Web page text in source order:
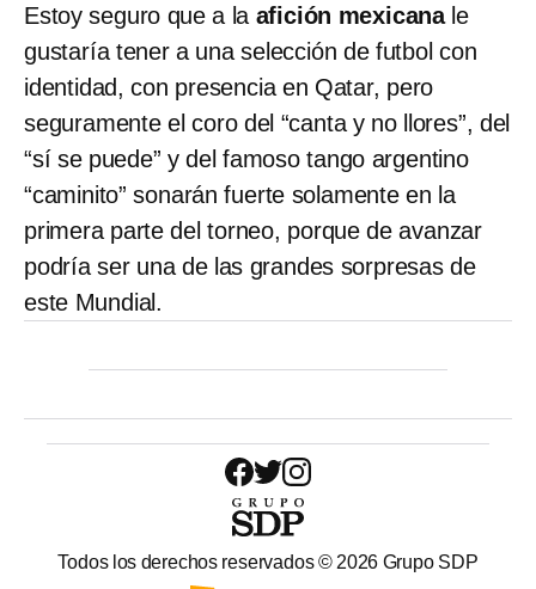
Estoy seguro que a la afición mexicanale
gustaría tener a una selección de futbol con
identidad, con presencia en Qatar, pero
seguramente el coro del “canta y no llores”, del
“sí se puede” y del famoso tango argentino
“caminito” sonarán fuerte solamente en la
primera parte del torneo, porque de avanzar
podría ser una de las grandes sorpresas de
este Mundial.
Todos los derechos reservados © 2026 Grupo SDP